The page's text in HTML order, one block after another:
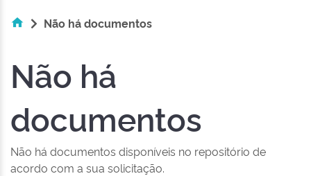
Não há documentos
Não há
documentos
Não há documentos disponíveis no repositório de
acordo com a sua solicitação.